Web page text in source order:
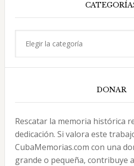
DONAR
Rescatar la memoria histórica
dedicación. Si valora este
CubaMemorias.com con una
grande o pequeña, contribuye